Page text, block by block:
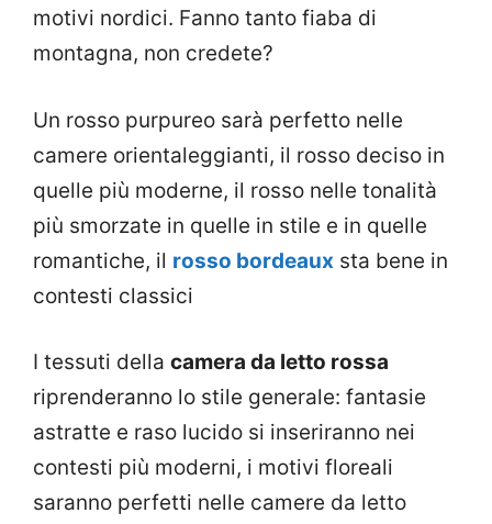
motivi nordici. Fanno tanto fiaba di
montagna, non credete?
Un rosso purpureo sarà perfetto nelle
camere orientaleggianti, il rosso deciso in
quelle più moderne, il rosso nelle tonalità
più smorzate in quelle in stile e in quelle
romantiche, il rosso bordeaux sta bene in
contesti classici
I tessuti della camera da letto rossa
riprenderanno lo stile generale: fantasie
astratte e raso lucido si inseriranno nei
contesti più moderni, i motivi floreali
saranno perfetti nelle camere da letto